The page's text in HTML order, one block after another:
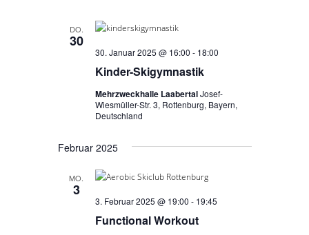
DO.
30
Kinder-Skigymnastik
30. Januar 2025 @ 16:00 - 18:00
Mehrzweckhalle LaabertalJosef-
Wiesmüller-Str. 3, Rottenburg, Bayern,
Deutschland
Februar 2025
MO.
3
Functional Workout
3. Februar 2025 @ 19:00 - 19:45